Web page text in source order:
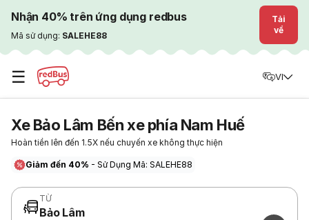
Nhận 40% trên ứng dụng redbus
Mã sử dụng: SALEHE88
Tải
về
☰ VI
Xe Bảo Lâm Bến xe phía Nam Huế
Hoàn tiền lên đến 1.5X nếu chuyến xe không thực hiện
Giảm đến 40% - Sử Dụng Mã: SALEHE88
TỪ
Bảo Lâm